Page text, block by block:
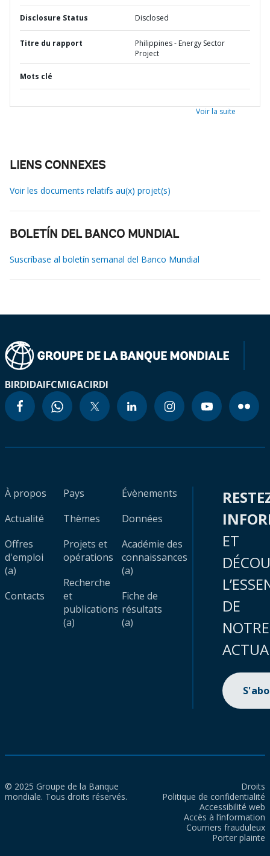
Disclosure Status Disclosed
Titre du rapport
Philippines - Energy Sector
Project
Mots clé
Voir la suite
LIENS CONNEXES
Voir les documents relatifs au(x) projet(s)
BOLETÍN DEL BANCO MUNDIAL
Suscríbase al boletín semanal del Banco Mundial
BIRDIDAIFCMIGACIRDI
À propos
Actualité
Offres
d'emploi
(a)
Contacts
Pays
Thèmes
Projets et
opérations
Recherche
et
publications
(a)
Évènements
Données
Académie des
connaissances
(a)
Fiche de
résultats
(a)
ET
DE
NOTRE
© 2025 Groupe de la Banque
mondiale. Tous droits réservés.
Droits
Politique de confidentialité
Accessibilité web
Accès à l’information
Courriers frauduleux
Porter plainte